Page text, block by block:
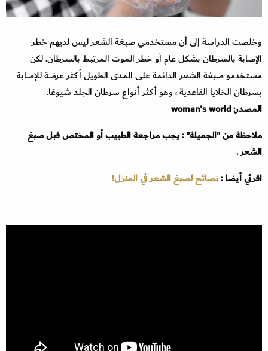
وخلصت الدراسة إلى أن مستخدمي صبغة الشعر ليس لديهم خطر
الإصابة بالسرطان بشكل عام أو خطر الموت المرتبط بالسرطان. لكن
مستخدمو صبغة الشعر الدائمة على المدى الطويل أكثر عرضة للإصابة
بسرطان الخلايا القاعدية ، وهو أكثر أنواع سرطان الجلد شيوعًا.
المصدر: woman's world
ملاحظة من "الجميلة" : يجب مراجعة الطبيب أو المختص قبل صبغ
الشعر .
اقرئي أيضا :نصائح لصبغ الشعر في المنزل!